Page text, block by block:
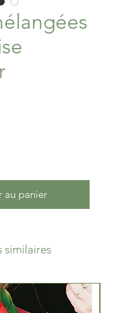
au panier
similaires